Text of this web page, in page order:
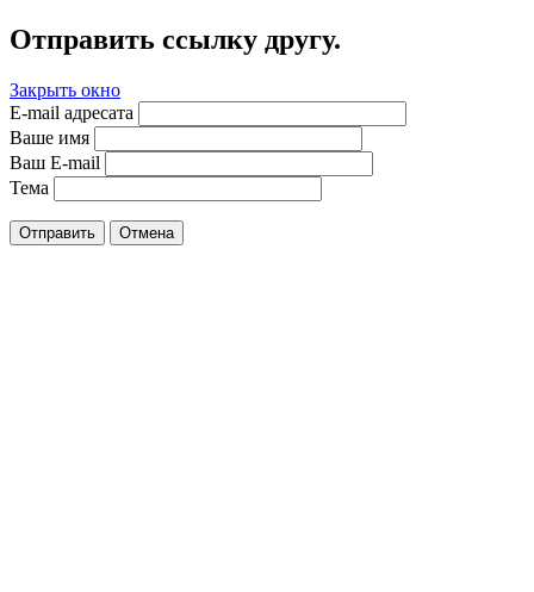
Отправить ссылку другу.
Закрыть окно
E-mail адресата
Ваше имя
Ваш E-mail
Тема
Отправить Отмена